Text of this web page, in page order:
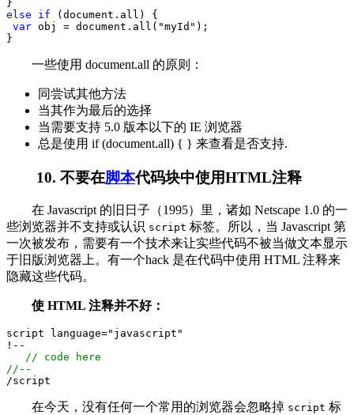
}
else
if (document.all) {
var obj = document.all( "myId " );
}
一些使用 document.all 的原则：
同尝试其他方法
当其作为最后的选择
当需要支持 5.0 版本以下的 IE 浏览器
总是使用 if (document.all) { } 来查看是否支持.
10. 不要在脚本代码块中使用HTML注释
在 Javascript 的旧日子（1995）里，诸如 Netscape 1.0 的一
些浏览器并不支持或认识 script 标签。所以，当 Javascript 第
一次被发布，需要有一个技术来让实些代码不被当做文本显示
于旧版浏览器上。有一个hack 是在代码中使用 HTML 注释来
隐藏这些代码。
使 HTML 注释并不好：
script language=" javascript "
!--
// code here
// --
/script
在今天，没有任何一个常用的浏览器会忽略掉 script 标